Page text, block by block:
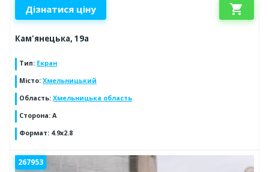
Дізнатися ціну shopping_cart
Кам'янецька, 19а
Тип: Екран
Місто: Хмельницький
Область: Хмельницька область
Сторона: А
Формат: 4.9х2.8
267953